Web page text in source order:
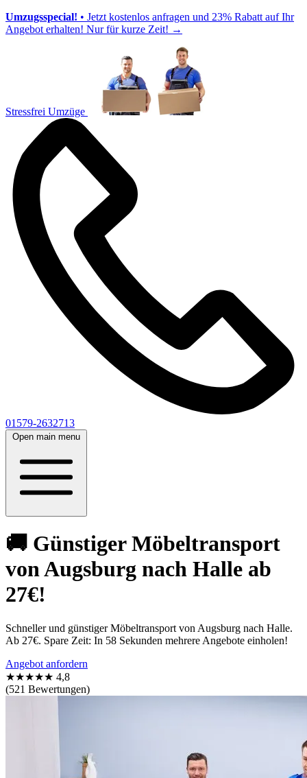
Umzugsspecial! • Jetzt kostenlos anfragen und 23% Rabatt auf Ihr
Angebot erhalten! Nur für kurze Zeit! →
Stressfrei Umzüge
01579-2632713
Open main menu
🚚 Günstiger Möbeltransport
von Augsburg nach Halle ab
27€!
Schneller und günstiger Möbeltransport von Augsburg nach Halle.
Ab 27€. Spare Zeit: In 58 Sekunden mehrere Angebote einholen!
Angebot anfordern
★★★★★ 4,8
(521 Bewertungen)